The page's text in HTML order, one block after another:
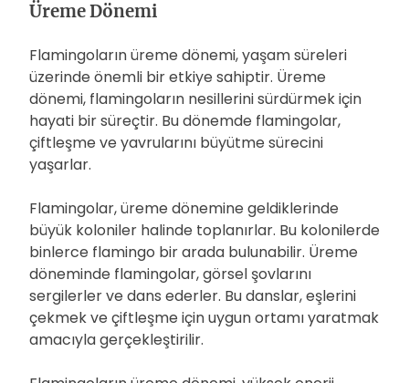
Üreme Dönemi
Flamingoların üreme dönemi, yaşam süreleri
üzerinde önemli bir etkiye sahiptir. Üreme
dönemi, flamingoların nesillerini sürdürmek için
hayati bir süreçtir. Bu dönemde flamingolar,
çiftleşme ve yavrularını büyütme sürecini
yaşarlar.
Flamingolar, üreme dönemine geldiklerinde
büyük koloniler halinde toplanırlar. Bu kolonilerde
binlerce flamingo bir arada bulunabilir. Üreme
döneminde flamingolar, görsel şovlarını
sergilerler ve dans ederler. Bu danslar, eşlerini
çekmek ve çiftleşme için uygun ortamı yaratmak
amacıyla gerçekleştirilir.